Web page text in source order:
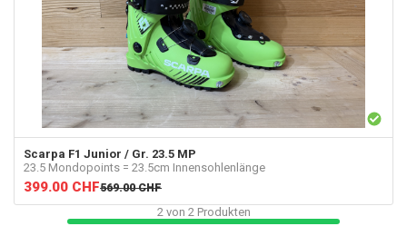
Scarpa F1 Junior / Gr. 23.5 MP
23.5 Mondopoints = 23.5cm Innensohlenlänge
399.00 CHF569.00 CHF
2 von 2 Produkten